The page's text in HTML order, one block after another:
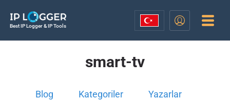
Best IP Logger & IP Tools
smart-tv
Blog Kategoriler Yazarlar